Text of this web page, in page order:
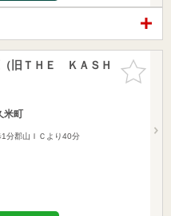
お気に入
りに追加
旧ＴＨＥ ＫＡＳＨ
米町
分郡山ＩＣより40分